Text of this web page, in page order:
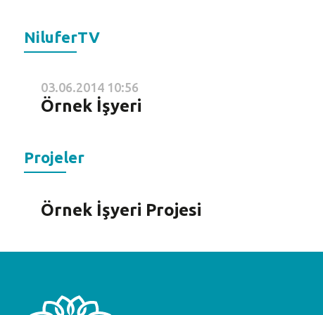
NiluferTV
03.06.2014 10:56
Örnek İşyeri
Projeler
Örnek İşyeri Projesi